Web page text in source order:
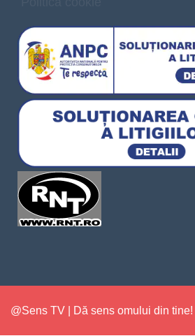
@Sens TV | Dă sens omului din tine!